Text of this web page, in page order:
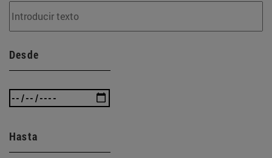
Desde
Hasta